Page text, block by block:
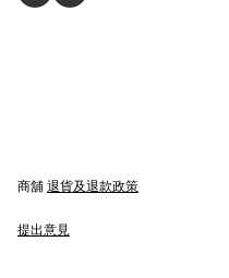
商舖退貨及退款政策
提出意見